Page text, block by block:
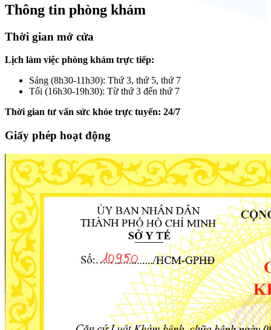
Thông tin phòng khám
Thời gian mở cửa
Lịch làm việc phòng khám trực tiếp:
Sáng (8h30-11h30): Thứ 3, thứ 5, thứ 7
Tối (16h30-19h30): Từ thứ 3 đến thứ 7
Thời gian tư vấn sức khỏe trực tuyến: 24/7
Giấy phép hoạt động